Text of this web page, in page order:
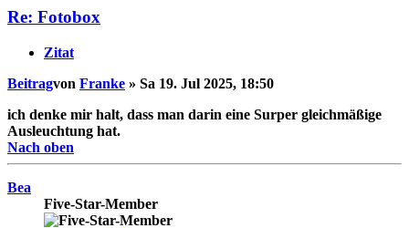
Re: Fotobox
Zitat
Beitragvon Franke » Sa 19. Jul 2025, 18:50
ich denke mir halt, dass man darin eine Surper gleichmäßige
Ausleuchtung hat.
Nach oben
Bea
Five-Star-Member